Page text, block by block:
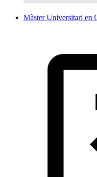
Màster Universitari en